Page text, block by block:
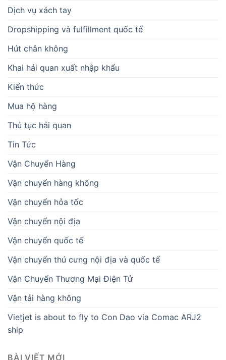
Dịch vụ xách tay
Dropshipping và fulfillment quốc tế
Hút chân không
Khai hải quan xuất nhập khẩu
Kiến thức
Mua hộ hàng
Thủ tục hải quan
Tin Tức
Vận Chuyển Hàng
Vận chuyển hàng không
Vận chuyển hỏa tốc
Vận chuyển nội địa
Vận chuyển quốc tế
Vận chuyển thú cưng nội địa và quốc tế
Vận Chuyển Thương Mại Điện Tử
Vận tải hàng không
Vietjet is about to fly to Con Dao via Comac ARJ2
ship
BÀI VIẾT MỚI